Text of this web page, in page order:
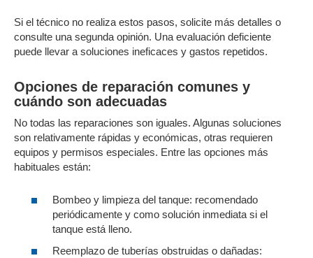
Si el técnico no realiza estos pasos, solicite más detalles o
consulte una segunda opinión. Una evaluación deficiente
puede llevar a soluciones ineficaces y gastos repetidos.
Opciones de reparación comunes y
cuándo son adecuadas
No todas las reparaciones son iguales. Algunas soluciones
son relativamente rápidas y económicas, otras requieren
equipos y permisos especiales. Entre las opciones más
habituales están:
Bombeo y limpieza del tanque: recomendado
periódicamente y como solución inmediata si el
tanque está lleno.
Reemplazo de tuberías obstruidas o dañadas: